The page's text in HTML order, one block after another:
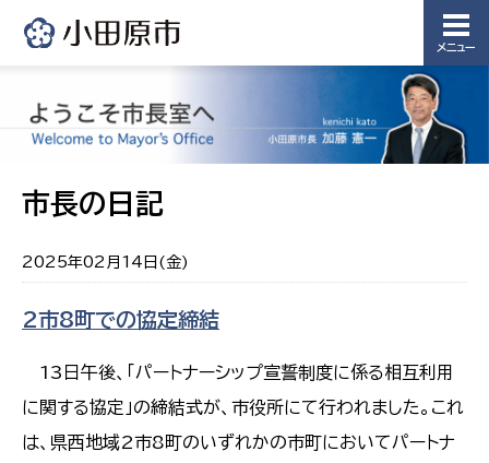
メニュー
市長の日記
2025年02月14日(金)
2市8町での協定締結
13日午後、「パートナーシップ宣誓制度に係る相互利用
に関する協定」の締結式が、市役所にて行われました。これ
は、県西地域2市8町のいずれかの市町においてパートナ